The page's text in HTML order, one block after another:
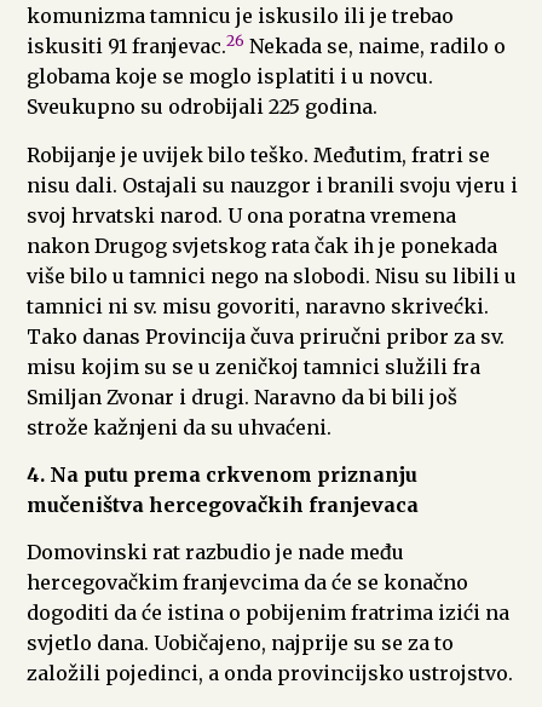
komunizma tamnicu je iskusilo ili je trebao
iskusiti 91 franjevac.26 Nekada se, naime, radilo o
globama koje se moglo isplatiti i u novcu.
Sveukupno su odrobijali 225 godina.
Robijanje je uvijek bilo teško. Međutim, fratri se
nisu dali. Ostajali su nauzgor i branili svoju vjeru i
svoj hrvatski narod. U ona poratna vremena
nakon Drugog svjetskog rata čak ih je ponekada
više bilo u tamnici nego na slobodi. Nisu su libili u
tamnici ni sv. misu govoriti, naravno skrivećki.
Tako danas Provincija čuva priručni pribor za sv.
misu kojim su se u zeničkoj tamnici služili fra
Smiljan Zvonar i drugi. Naravno da bi bili još
strože kažnjeni da su uhvaćeni.
4. Na putu prema crkvenom priznanju
mučeništva hercegovačkih franjevaca
Domovinski rat razbudio je nade među
hercegovačkim franjevcima da će se konačno
dogoditi da će istina o pobijenim fratrima izići na
svjetlo dana. Uobičajeno, najprije su se za to
založili pojedinci, a onda provincijsko ustrojstvo.